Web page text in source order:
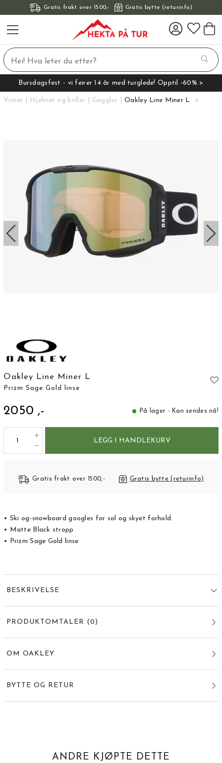
Gratis frakt over 1500,- Gratis bytte (returinfo)
Bursdagsfest - vi feirer 14 år med turglede! Opptil -60% >
Vinter Hjelmer og briller Goggles Oakley Line Miner L
Oakley Line Miner L
Prizm Sage Gold linse
2050 ,- På lager - Kan sendes nå!
LEGG I HANDLEKURV
Gratis frakt over 1500,- Gratis bytte (returinfo)
• Ski og-snowboard googles for sol og skyet forhold.
• Matte Black stropp
• Prizm Sage Gold linse
BESKRIVELSE
PRODUKTOMTALER (0 )
OM OAKLEY
BYTTE OG RETUR
ANDRE KJØPTE DETTE